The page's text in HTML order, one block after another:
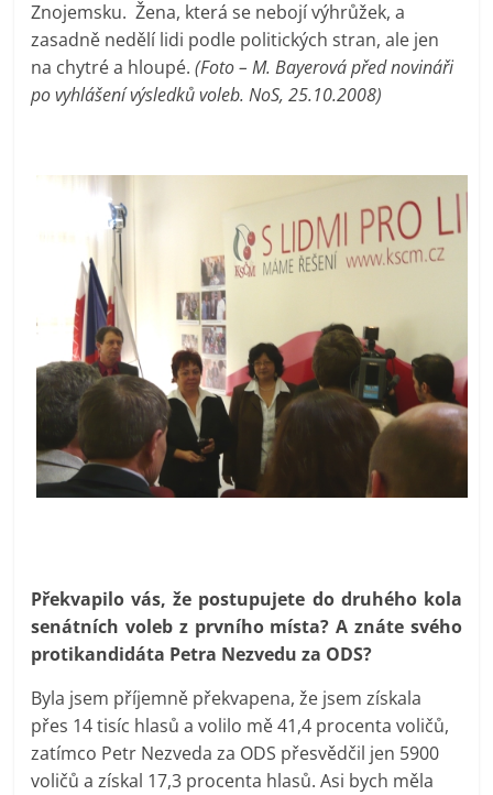
prospívá?
Znojemsku. Žena, která se nebojí výhrůžek, a
zasadně nedělí lidi podle politických stran, ale jen
na chytré a hloupé.(Foto – M. Bayerová před novináři
po vyhlášení výsledků voleb. NoS, 25.10.2008)
Překvapilo vás, že postupujete do druhého kola
senátních voleb z prvního místa? A znáte svého
protikandidáta Petra Nezvedu za ODS?
Byla jsem příjemně překvapena, že jsem získala
přes 14 tisíc hlasů a volilo mě 41,4 procenta voličů,
zatímco Petr Nezveda za ODS přesvědčil jen 5900
voličů a získal 17,3 procenta hlasů. Asi bych měla